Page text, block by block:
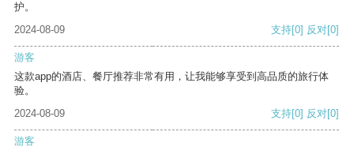
护。
2024-08-09
支持[0] 反对[0]
游客
这款app的酒店、餐厅推荐非常有用，让我能够享受到高品质的旅行体
验。
2024-08-09
支持[0] 反对[0]
游客